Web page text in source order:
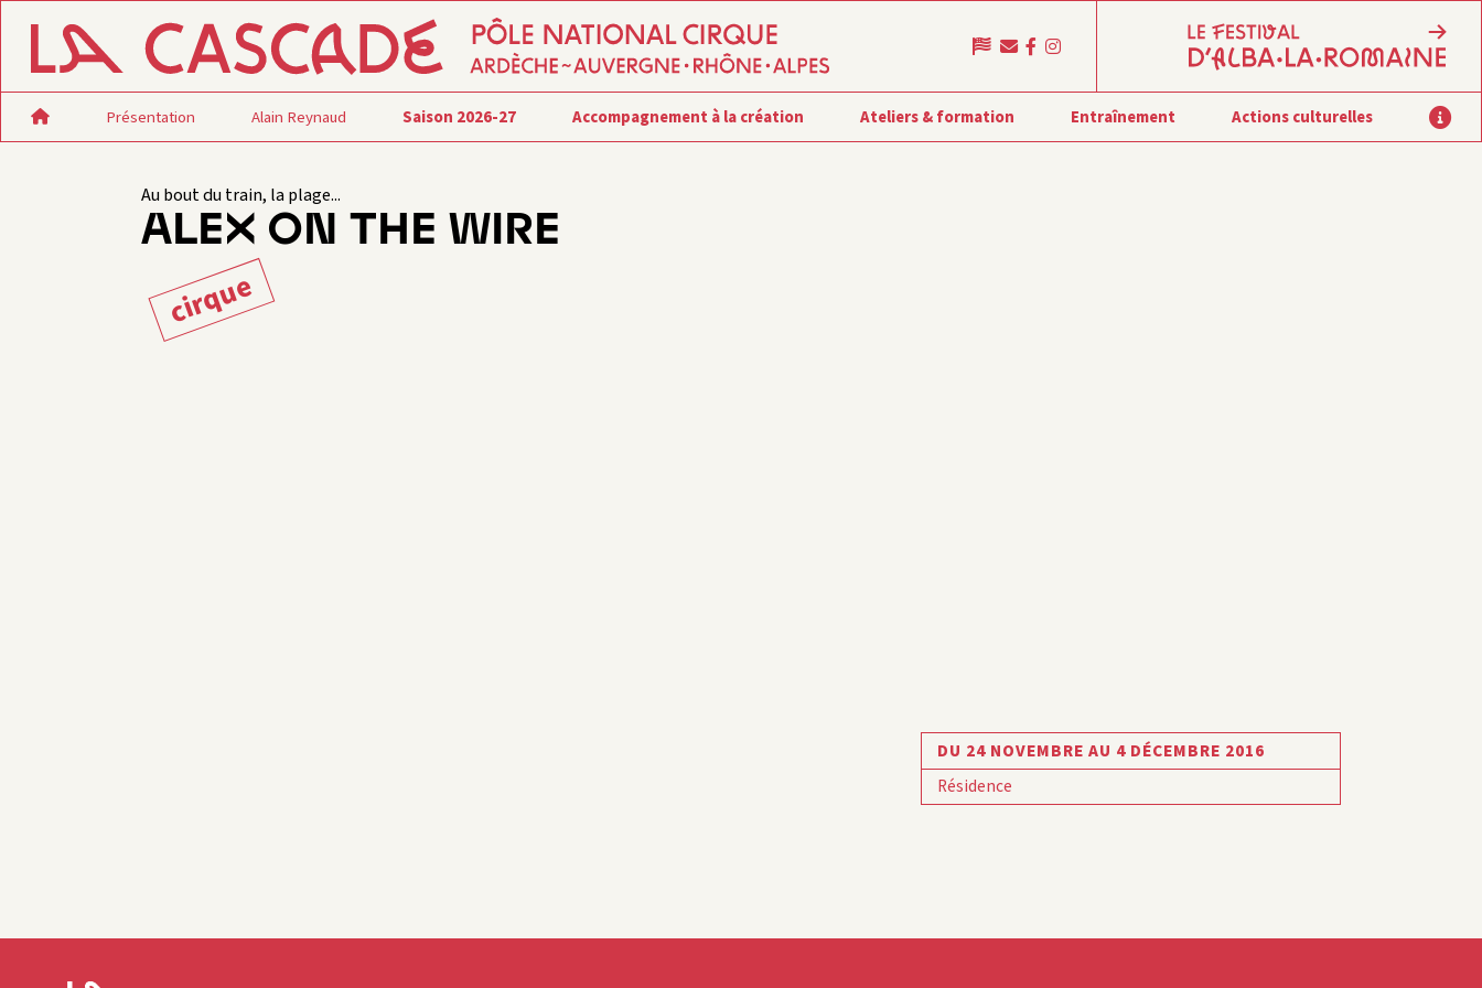
Présentation Alain Reynaud Saison 2026-27 Accompagnement à la création Ateliers & formation Entraînement Actions culturelles
Au bout du train, la plage...
ALEX ON THE WIRE
cirque
DU 24 NOVEMBRE AU 4 DÉCEMBRE 2016
Résidence